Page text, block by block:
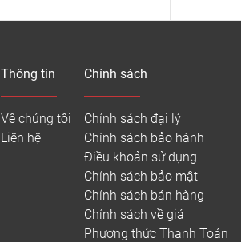
Thông tin
Về chúng tôi
Liên hệ
Chính sách
Chính sách đại lý
Chính sách bảo hành
Điều khoản sử dụng
Chính sách bảo mật
Chính sách bán hàng
Chính sách về giá
Phương thức Thanh Toán